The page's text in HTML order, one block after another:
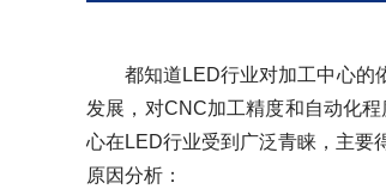
都知道LED行业对加工中心的依
发展，对CNC加工精度和自动化
心在LED行业受到广泛青睐，主要
原因分析：